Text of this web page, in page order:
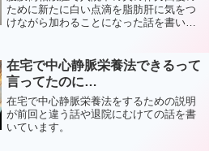
ために新たに白い点滴を脂肪肝に気をつ
けながら加わることになった話を書いて
在宅で中心静脈栄養法できるって
言ってたのに…
在宅で中心静脈栄養法をするための説明
が前回と違う話や退院にむけての話を書
いています。